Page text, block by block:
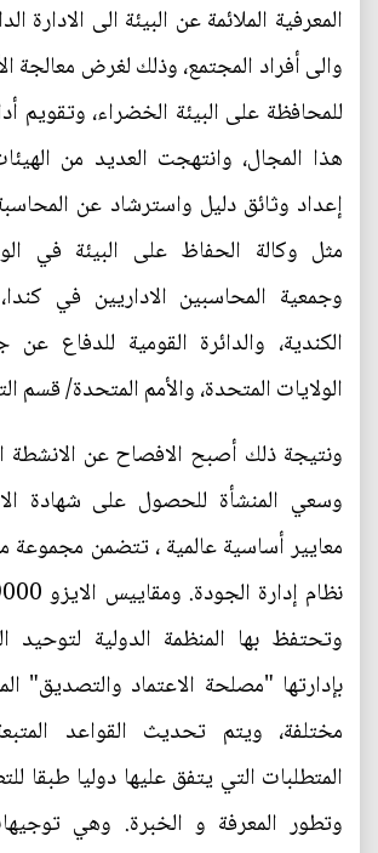
المعرفية الملائمة عن البيئة الى الادارة
والى أفراد المجتمع، وذلك لغرض معالجة
للمحافظة على البيئة الخضراء، وتقويم
هذا المجال، وانتهجت العديد من
إعداد وثائق دليل واسترشاد عن المحاسبة
مثل وكالة الحفاظ على البيئة في
وجمعية المحاسبين الاداريين في
الكندية، والدائرة القومية للدفاع
الولايات المتحدة، والأمم المتحدة/ قسم
ونتيجة ذلك أصبح الافصاح عن الانشطة
وسعي المنشأة للحصول على شهادة
معايير أساسية عالمية ، تتضمن مجموعة
وتحتفظ بها المنظمة الدولية لتوحيد
بإدارتها "مصلحة الاعتماد والتصديق"
مختلفة، ويتم تحديث القواعد
المتطلبات التي يتفق عليها دوليا طبقا
وتطور المعرفة و الخبرة. وهي